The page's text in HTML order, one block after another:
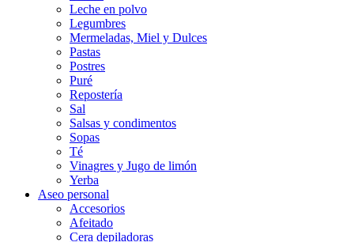
Leche en polvo
Legumbres
Mermeladas, Miel y Dulces
Pastas
Postres
Puré
Repostería
Sal
Salsas y condimentos
Sopas
Té
Vinagres y Jugo de limón
Yerba
Aseo personal
Accesorios
Afeitado
Cera depiladoras